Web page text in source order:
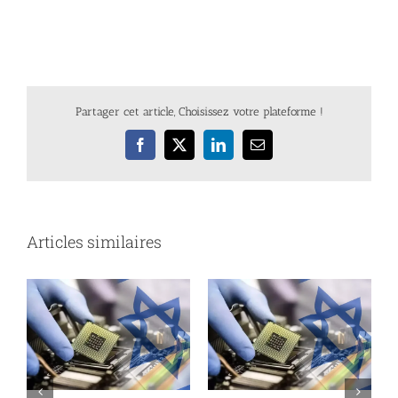
Partager cet article, Choisissez votre plateforme !
Facebook
X LinkedInEmail
Articles similaires